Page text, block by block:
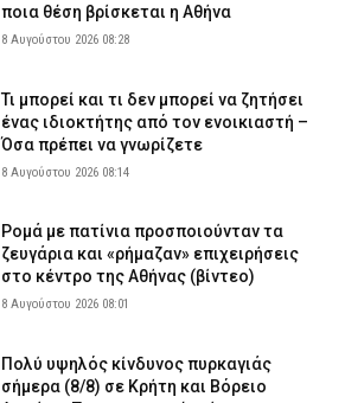
ποια θέση βρίσκεται η Αθήνα
8 Αυγούστου 2026 08:28
Τι μπορεί και τι δεν μπορεί να ζητήσει
ένας ιδιοκτήτης από τον ενοικιαστή –
Όσα πρέπει να γνωρίζετε
8 Αυγούστου 2026 08:14
Ρομά με πατίνια προσποιούνταν τα
ζευγάρια και «ρήμαζαν» επιχειρήσεις
στο κέντρο της Αθήνας (βίντεο)
8 Αυγούστου 2026 08:01
Πολύ υψηλός κίνδυνος πυρκαγιάς
σήμερα (8/8) σε Κρήτη και Βόρειο